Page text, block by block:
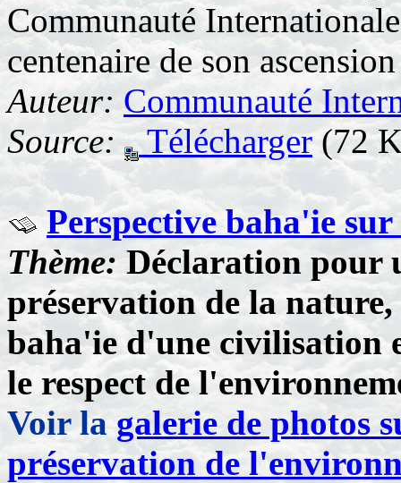
Communauté
centenaire de son
Auteur: Communauté
Source:
Télécharger(72
Perspective baha'ie
Thème: Déclaration pour
préservation de la
baha'ie d'une civilisation
le respect de
Voir la galerie de photos
préservation de